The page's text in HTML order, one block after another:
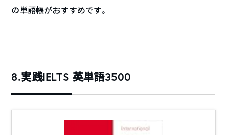
の単語帳がおすすめです。
8.実践IELTS 英単語3500